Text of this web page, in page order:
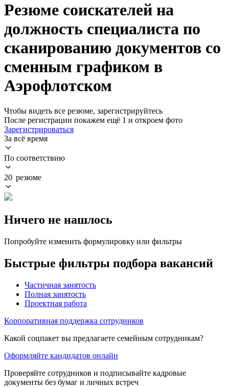
Резюме соискателей на
должность специалиста по
сканированию документов со
сменным графиком в
Аэрофлотском
Чтобы видеть все резюме, зарегистрируйтесь
После регистрации покажем ещё 1 и откроем фото
Зарегистрироваться
За всё время
По соответствию
20 резюме
Ничего не нашлось
Попробуйте изменить формулировку или фильтры
Быстрые фильтры подбора вакансий
Частичная занятость
Полная занятость
Проектная работа
Корпоративная поддержка сотрудников
Какой соцпакет вы предлагаете семейным сотрудникам?
Оформляйте кандидатов онлайн
Проверяйте сотрудников и подписывайте кадровые
документы без бумаг и личных встреч